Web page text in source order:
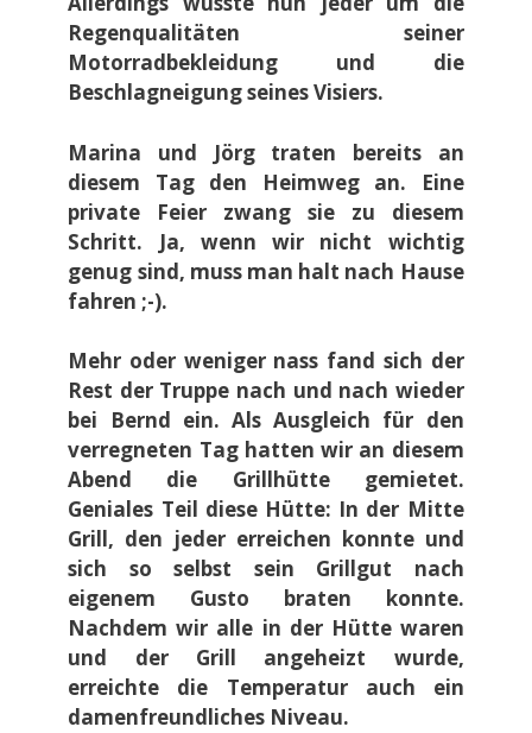
Regenqualitäten seiner
Motorradbekleidung und die
Beschlagneigung seines Visiers.
Marina und Jörg traten bereits an
diesem Tag den Heimweg an. Eine
private Feier zwang sie zu diesem
Schritt. Ja, wenn wir nicht wichtig
genug sind, muss man halt nach Hause
fahren ;-).
Mehr oder weniger nass fand sich der
Rest der Truppe nach und nach wieder
bei Bernd ein. Als Ausgleich für den
verregneten Tag hatten wir an diesem
Abend die Grillhütte gemietet.
Geniales Teil diese Hütte: In der Mitte
Grill, den jeder erreichen konnte und
sich so selbst sein Grillgut nach
eigenem Gusto braten konnte.
Nachdem wir alle in der Hütte waren
und der Grill angeheizt wurde,
erreichte die Temperatur auch ein
damenfreundliches Niveau.